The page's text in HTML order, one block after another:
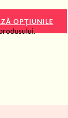
OPȚIUNILE